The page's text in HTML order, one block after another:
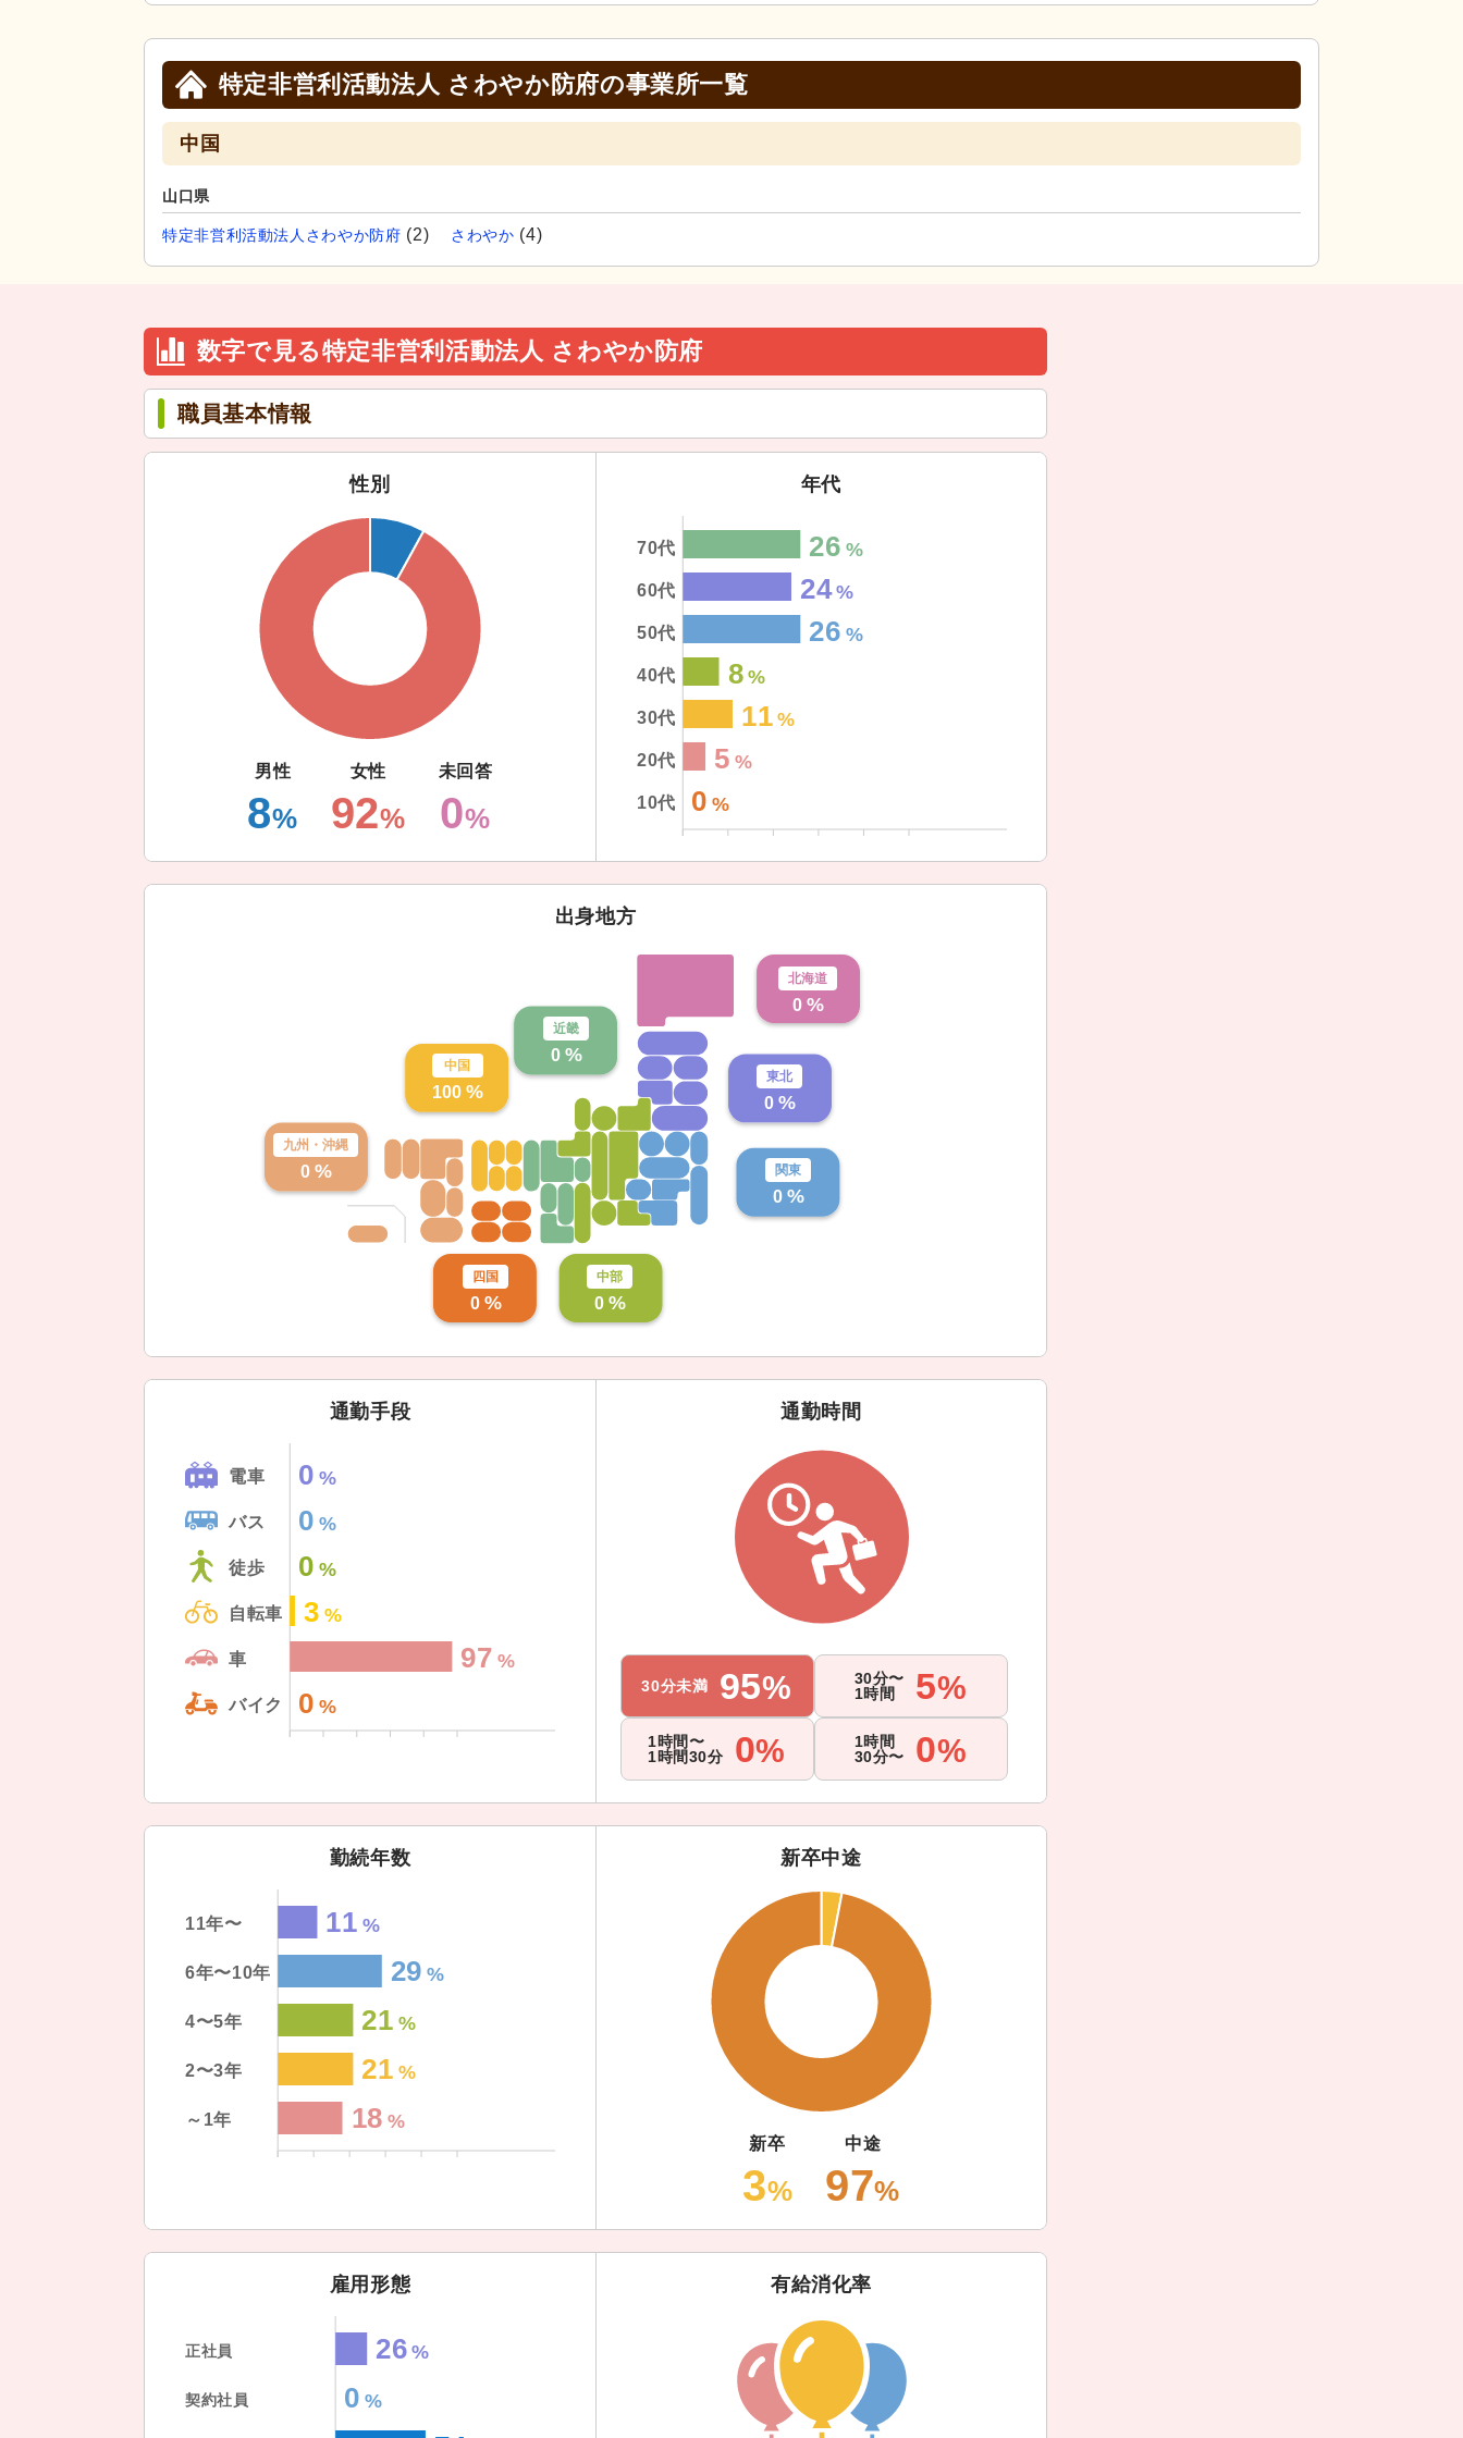
特定非営利活動法人 さわやか防府の事業所一覧
中国
山口県
特定非営利活動法人さわやか防府 (2) さわやか (4)
数字で見る特定非営利活動法人 さわやか防府
職員基本情報
性別
男性
8%
女性
92%
未回答
0%
年代
70代
60代
50代
40代
30代
20代
10代
26
24
26
8
11
5
0
出身地方
北海道
0 %
東北
0 %
関東
0 %
中部
0 %
近畿
0 %
中国
100 %
四国
0 %
九州・ 沖縄
0 %
通勤手段
電車
バス
徒歩
自転車
車
バイク
0
0
0
3
97
0
通勤時間
30分未満 95%
30分〜
1時間
5%
1時間〜
1時間30分
0%
1時間
30分〜
0%
勤続年数
11年〜
6年〜10年
4〜5年
2〜3年
～1年
11
29
21
21
18
新卒中途
新卒
3%
中途
97%
雇用形態
正社員
契約社員
26
0
有給消化率